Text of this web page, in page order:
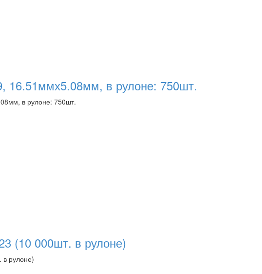
16.51ммх5.08мм, в рулоне: 750шт.
в рулоне: 750шт.
(10 000шт. в рулоне)
в рулоне)